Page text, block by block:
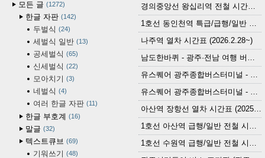
모든 글
1272
한글 자판 142
두벌식 24
세벌식 일반 13
공세벌식 65
신세벌식 22
모아치기 3
네벌식 4
여러 한글 자판 11
한글 부호계 16
말글 32
텍스트큐브 69
기워쓰기 48
경의중앙선 왕십리역 전철 시간표 (2026.4.20~)
나주역 열차 시간표 (2026.2.28~)
아산역 장항선 열차 시간표 (2025.12.30 기준) (무궁화호, ITX-마음, 새마을호, 서해금빛열차)